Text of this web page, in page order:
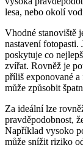
lesa, nebo okolí
Vhodné stanoviště
nastavení fotopasti.
poskytuje co
zvířat. Rovněž je
příliš exponované
může způsobit
Za ideální lze
pravděpodobnost,
Například vysoko
může snížit riziko